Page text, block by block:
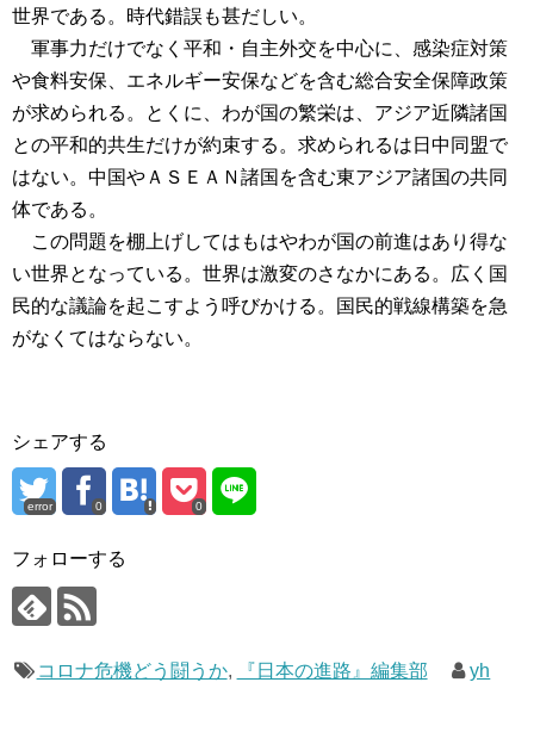
世界である。時代錯誤も甚だしい。
軍事力だけでなく平和・自主外交を中心に、感染症対策
や食料安保、エネルギー安保などを含む総合安全保障政策
が求められる。とくに、わが国の繁栄は、アジア近隣諸国
との平和的共生だけが約束する。求められるは日中同盟で
はない。中国やＡＳＥＡＮ諸国を含む東アジア諸国の共同
体である。
この問題を棚上げしてはもはやわが国の前進はあり得な
い世界となっている。世界は激変のさなかにある。広く国
民的な議論を起こすよう呼びかける。国民的戦線構築を急
がなくてはならない。
シェアする
error 0 0
フォローする
コロナ危機どう闘うか, 『日本の進路』編集部 yh